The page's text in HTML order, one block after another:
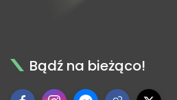
Bądź na bieżąco!